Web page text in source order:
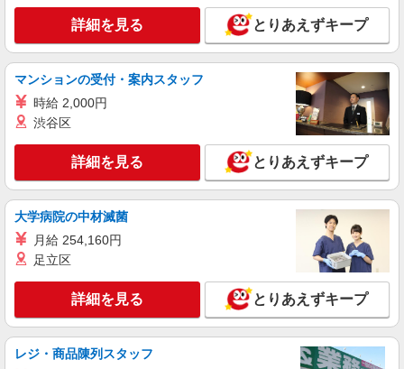
詳細を見る
派遣社員
株式会社kotrio /●HR-H-1855446
矢賀駅近くの病院で看護師さんのお手伝い★未
時給1450円〜1937円 ＜日払い有/週払い有/交
通費全支給(ガソリン代含む)＞
広島市東区
キープ 詳細を見る
株式会社kotrio /●HR-H-2077514
戸坂*デイでの生活補助☆新たなスキルを身に
つけて長く働く♪
時給1350円〜1937円 ＜日払い有/週払い有/交
詳細を見る とりあえずキープ
マンションの受付・案内スタッフ
時給 2,000円
渋谷区
詳細を見る とりあえずキープ
大学病院の中材滅菌
月給 254,160円
足立区
詳細を見る とりあえずキープ
レジ・商品陳列スタッフ